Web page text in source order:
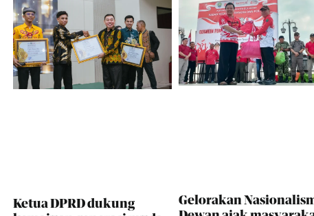
Ketua DPRD dukung
Gelorakan